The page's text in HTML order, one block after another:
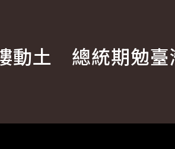
動土 總統期勉臺